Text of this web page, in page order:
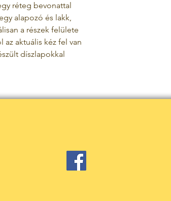
réteg bevonattal
alapozó és lakk,
a részek felülete
az aktuális kéz fel van
díszlapokkal